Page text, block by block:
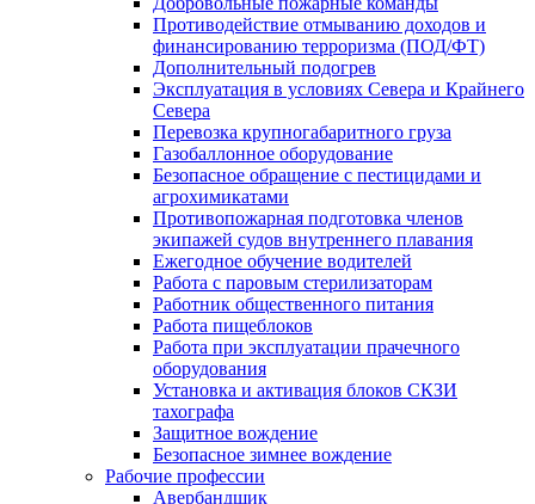
Противодействие отмыванию доходов и
финансированию терроризма (ПОД/ФТ)
Дополнительный подогрев
Эксплуатация в условиях Севера и Крайнего
Севера
Перевозка крупногабаритного груза
Газобаллонное оборудование
Безопасное обращение с пестицидами и
агрохимикатами
Противопожарная подготовка членов
экипажей судов внутреннего плавания
Ежегодное обучение водителей
Работа с паровым стерилизаторам
Работник общественного питания
Работа пищеблоков
Работа при эксплуатации прачечного
оборудования
Установка и активация блоков СКЗИ
тахографа
Защитное вождение
Безопасное зимнее вождение
Рабочие профессии
Авербандщик